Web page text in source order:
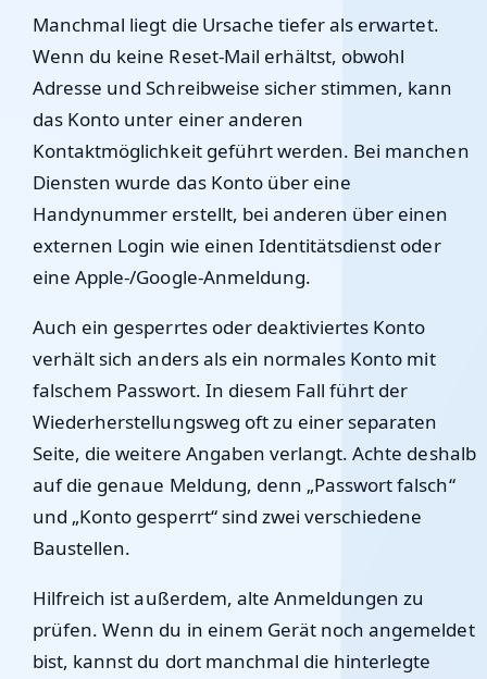
Manchmal liegt die Ursache tiefer als erwartet.
Wenn du keine Reset-Mail erhältst, obwohl
Adresse und Schreibweise sicher stimmen, kann
das Konto unter einer anderen
Kontaktmöglichkeit geführt werden. Bei manchen
Diensten wurde das Konto über eine
Handynummer erstellt, bei anderen über einen
externen Login wie einen Identitätsdienst oder
eine Apple-/Google-Anmeldung.
Auch ein gesperrtes oder deaktiviertes Konto
verhält sich anders als ein normales Konto mit
falschem Passwort. In diesem Fall führt der
Wiederherstellungsweg oft zu einer separaten
Seite, die weitere Angaben verlangt. Achte deshalb
auf die genaue Meldung, denn „Passwort falsch“
und „Konto gesperrt“ sind zwei verschiedene
Baustellen.
Hilfreich ist außerdem, alte Anmeldungen zu
prüfen. Wenn du in einem Gerät noch angemeldet
bist, kannst du dort manchmal die hinterlegte